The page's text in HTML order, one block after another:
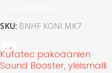
SKU: BNHF KONI MK7
Kufatec pakoäänien
Sound Booster, yleismalli